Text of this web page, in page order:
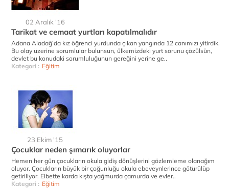
02 Aralık '16
Tarikat ve cemaat yurtları kapatılmalıdır
Adana Aladağ’da kız öğrenci yurdunda çıkan yangında 12 canımızı yitirdik.
Bu olay üzerine sorumlular bulunsun, ülkemizdeki yurt sorunu çözülsün,
devlet bu konudaki sorumluluğunun gereğini yerine ge..
Kategori : Eğitim
23 Ekim '15
Çocuklar neden şımarık oluyorlar
Hemen her gün çocukların okula gidiş dönüşlerini gözlemleme olanağım
oluyor. Çocukların büyük bir çoğunluğu okula ebeveynlerince götürülüp
getiriliyor. Elbette karda kışta yağmurda çamurda ve evler..
Kategori : Eğitim